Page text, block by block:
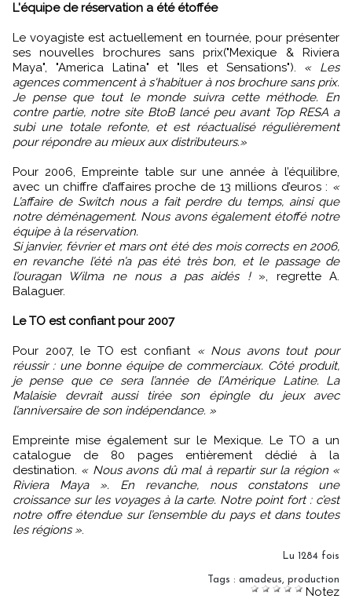
L'équipe de réservation a été étoffée
Le voyagiste est actuellement en tournée, pour présenter
ses nouvelles brochures sans prix("Mexique & Riviera
Maya", "America Latina" et "Iles et Sensations"). « Les
agences commencent à s'habituer à nos brochure sans prix.
Je pense que tout le monde suivra cette méthode. En
contre partie, notre site BtoB lancé peu avant Top RESA a
subi une totale refonte, et est réactualisé régulièrement
pour répondre au mieux aux distributeurs.»
Pour 2006, Empreinte table sur une année à l’équilibre,
avec un chiffre d’affaires proche de 13 millions d’euros : «
L’affaire de Switch nous a fait perdre du temps, ainsi que
notre déménagement. Nous avons également étoffé notre
équipe à la réservation.
Si janvier, février et mars ont été des mois corrects en 2006,
en revanche l’été n’a pas été très bon, et le passage de
l’ouragan Wilma ne nous a pas aidés ! », regrette A.
Balaguer.
Le TO est confiant pour 2007
Pour 2007, le TO est confiant « Nous avons tout pour
réussir : une bonne équipe de commerciaux. Côté produit,
je pense que ce sera l’année de l’Amérique Latine. La
Malaisie devrait aussi tirée son épingle du jeux avec
l’anniversaire de son indépendance. »
Empreinte mise également sur le Mexique. Le TO a un
catalogue de 80 pages entièrement dédié à la
destination. « Nous avons dû mal à repartir sur la région «
Riviera Maya ». En revanche, nous constatons une
croissance sur les voyages à la carte. Notre point fort : c’est
notre offre étendue sur l’ensemble du pays et dans toutes
les régions ».
Lu 1284 fois
Tags : amadeus, production
Notez